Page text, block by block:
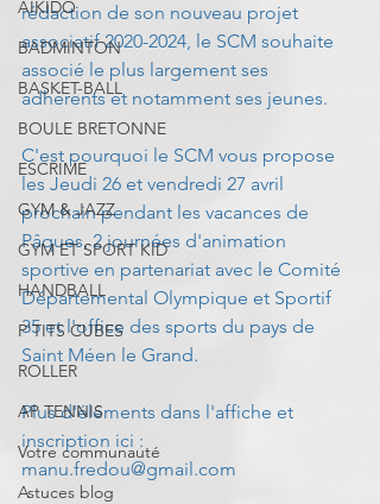
AIKIDO
BADMINTON
BASKET-BALL
BOULE BRETONNE
ESCRIME
GYM & JAZZ
GYM ET SPORT KID
HANDBALL
P'TITS CUBES
ROLLER
AP TENNIS
Votre communauté
Astuces blog
rédaction de son nouveau projet
associatif 2020-2024, le SCM souhaite
associé le plus largement ses
adhérents et notamment ses jeunes.
C'est pourquoi le SCM vous propose
les Jeudi 26 et vendredi 27 avril
prochain pendant les vacances de
Pâques, 2 journées d'animation
sportive en partenariat avec le Comité
Départemental Olympique et Sportif
35 et l'office des sports du pays de
Saint Méen le Grand.
Plus d'éléments dans l'affiche et
inscription ici :
manu.fredou@gmail.com